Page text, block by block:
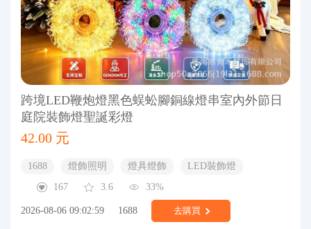
跨境LED鞭炮燈黑色蜈蚣腳銅線燈串室內外節日
庭院裝飾燈聖誕彩燈
42.00 元
1688 燈飾照明 燈具燈飾
LED裝飾燈
167
3.6 33%
2026-08-06 09:02:59 1688 去購買